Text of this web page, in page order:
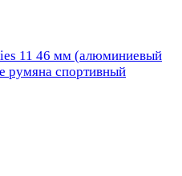
11 46 мм (алюминиевый
румяна спортивный